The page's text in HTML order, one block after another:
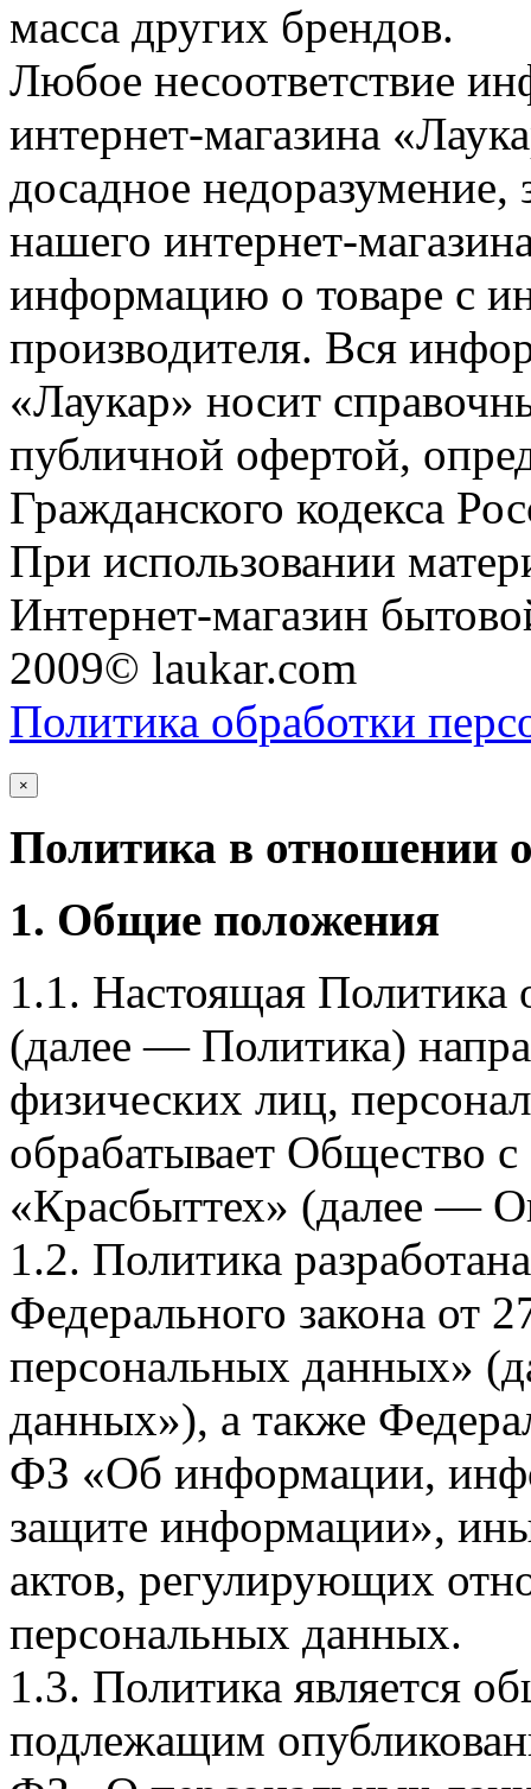
масса других брендов.
Любое несоответствие
интернет-магазина
досадное недоразумение,
нашего интернет-
информацию о товаре с
производителя. Вся
«Лаукар» носит
публичной офертой,
Гражданского кодекса
При использовании
Интернет-магазин
2009© laukar.com
Политика обработки
×
Политика в отношении
1. Общие положения
1.1. Настоящая Политика
(далее — Политика)
физических лиц,
обрабатывает Общество
«Красбыттех» (далее —
1.2. Политика
Федерального закона
персональных данных»
данных»), а также
ФЗ «Об информации,
защите информации»,
актов, регулирующих
персональных данных.
1.3. Политика является
подлежащим